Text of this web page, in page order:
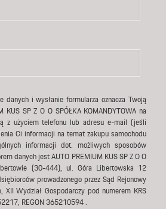
danych i wysłanie formularza oznacza Twoją
KUS SP Z O O SPÓŁKA KOMANDYTOWA na
z użyciem telefonu lub adresu e-mail (jeśli
Ci informacji na temat zakupu samochodu
informacji dot. możliwych sposobów
danych jest AUTO PREMIUM KUS SP Z O O
(30-444), ul. Góra Libertowska 12
prowadzonego przez Sąd Rejonowy
Wydział Gospodarczy pod numerem KRS
REGON 365210594 .